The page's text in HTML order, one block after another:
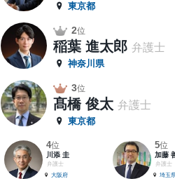
東京都
2位
稲葉 進太郎 弁護士
神奈川県
3位
髙橋 俊太 弁護士
東京都
4位
川添 圭
弁護士
大阪府
5位
加藤
弁護士
埼玉